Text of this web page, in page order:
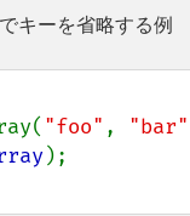
キーを省略する例
"foo" , "bar"